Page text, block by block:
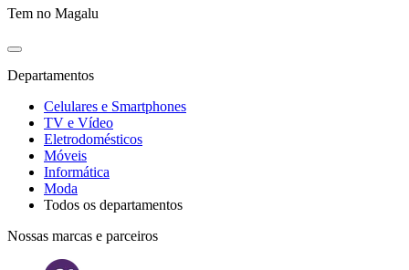
Tem no Magalu
Departamentos
Celulares e Smartphones
TV e Vídeo
Eletrodomésticos
Móveis
Informática
Moda
Todos os departamentos
Nossas marcas e parceiros